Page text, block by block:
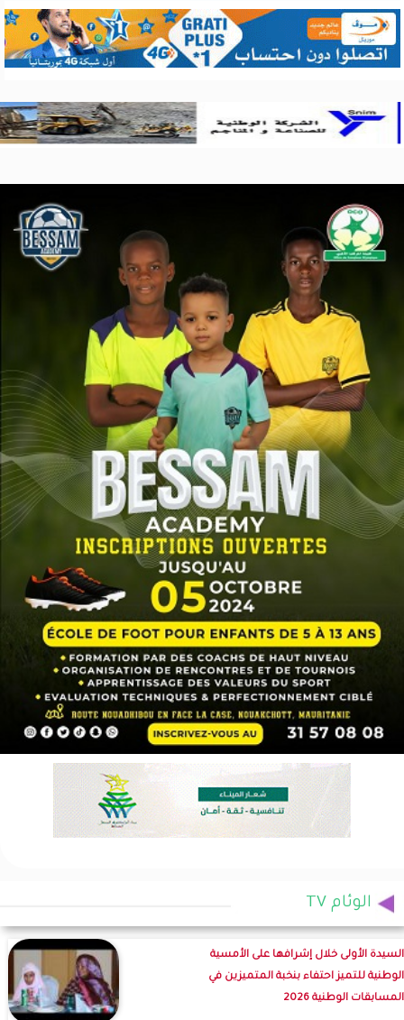
الوئام TV
السيدة الأولى خلال إشرافها على الأمسية
الوطنية للتميز احتفاء بنخبة المتميزين في
المسابقات الوطنية 2026